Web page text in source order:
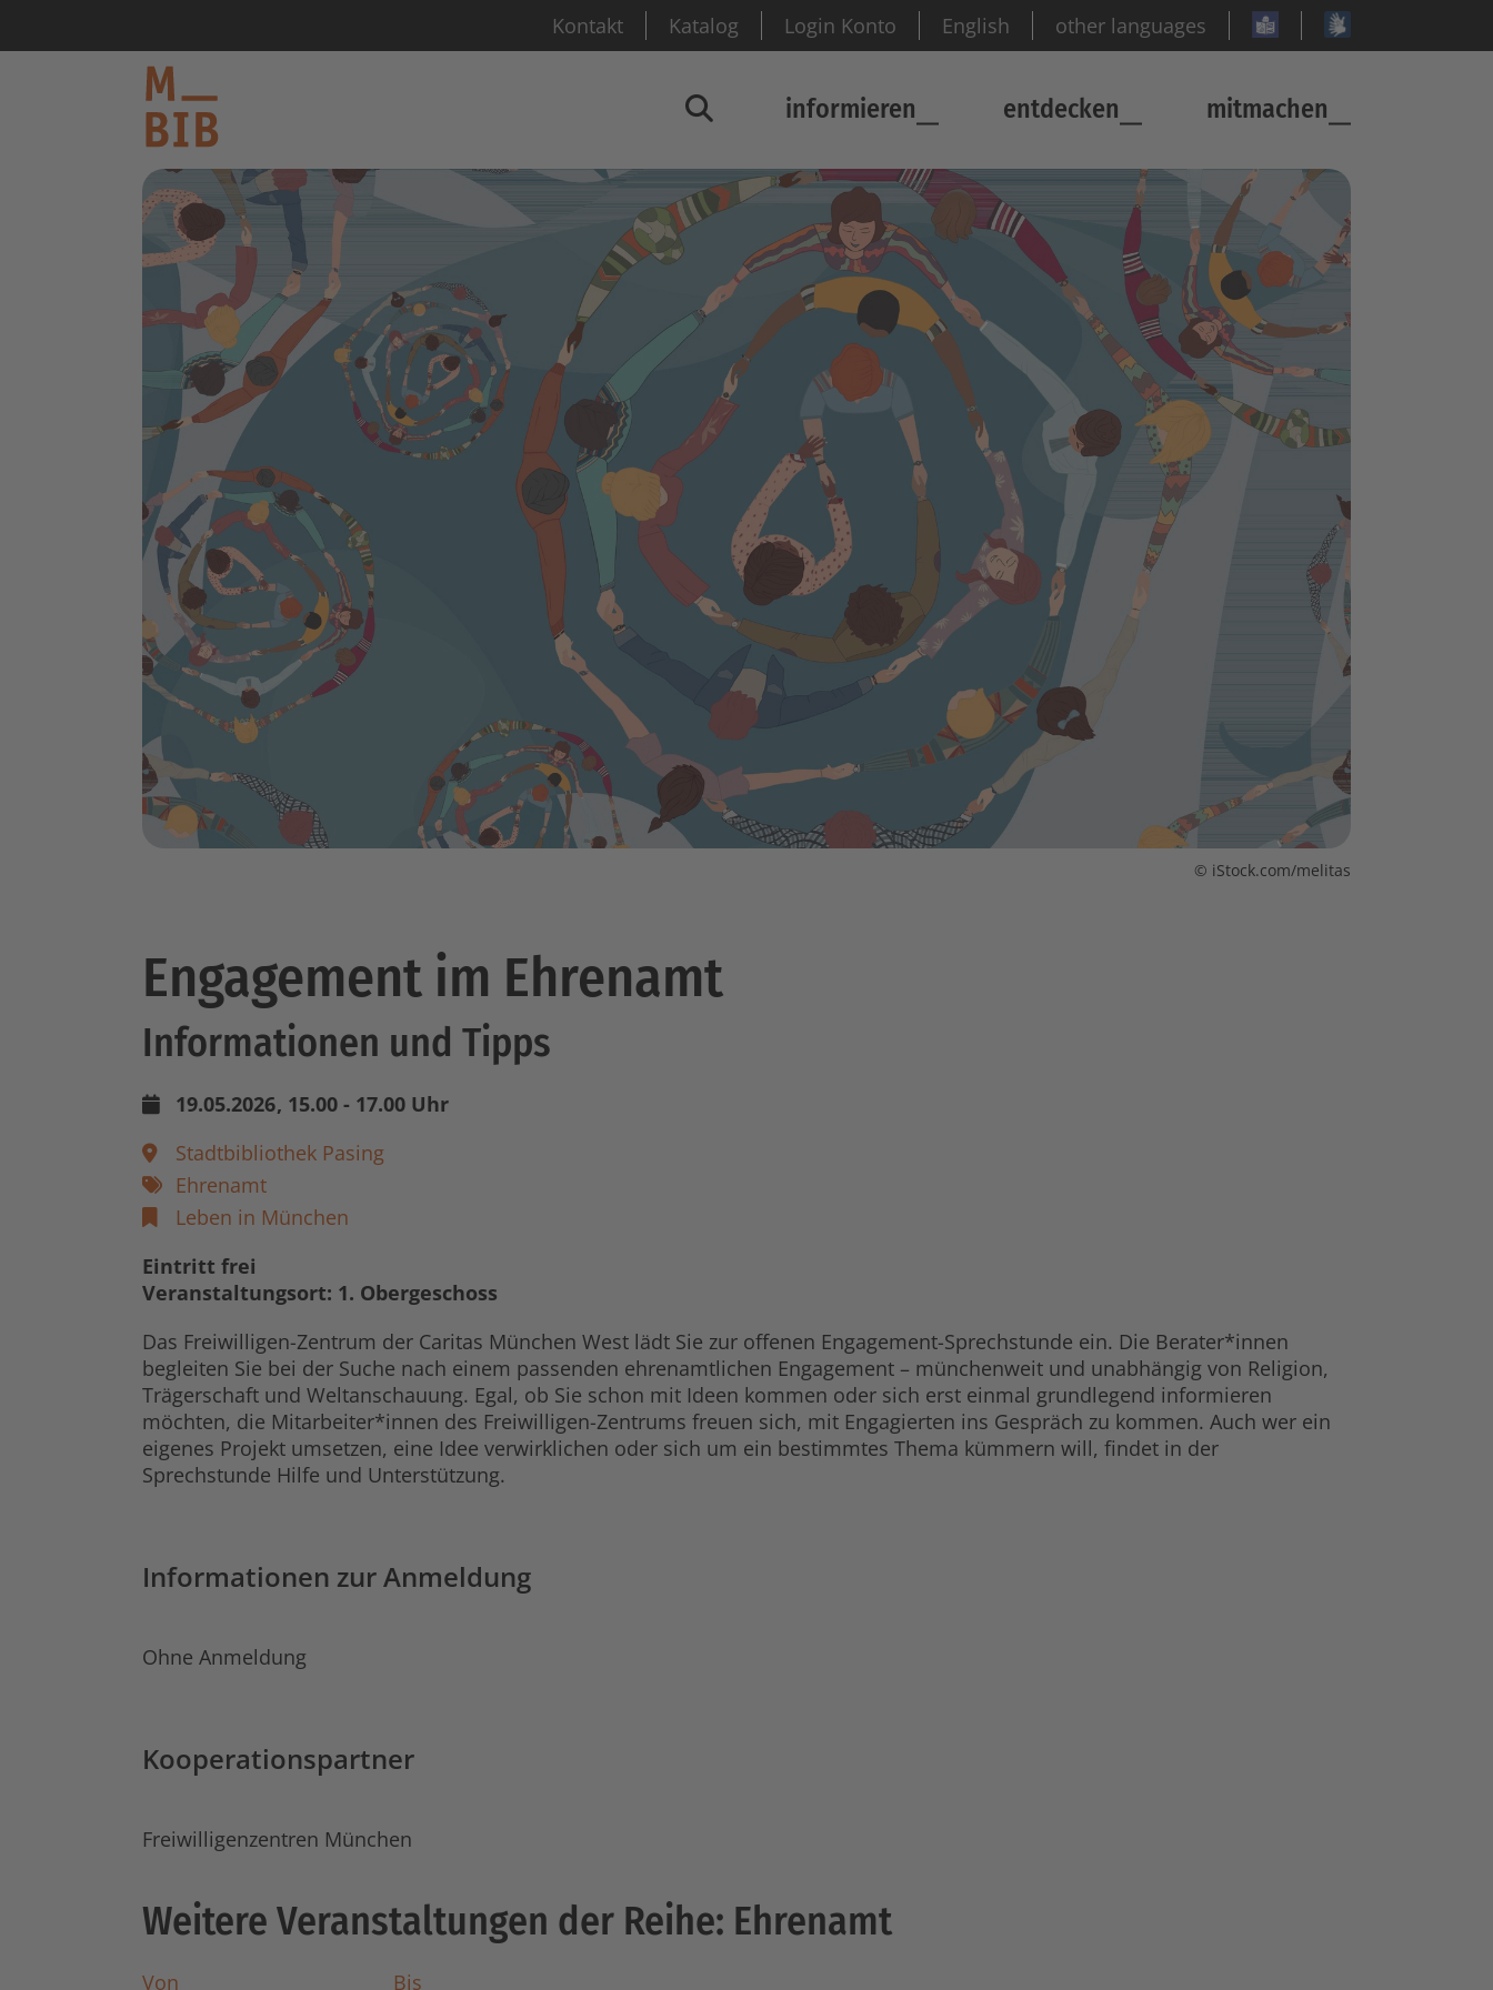
Kontakt Katalog Login Konto English other languages
Suchfensterinformieren entdecken mitmachen
© iStock.com/melitas
Engagement im Ehrenamt
Informationen und Tipps
19.05.2026, 15.00 - 17.00 Uhr
Stadtbibliothek Pasing
Ehrenamt
Leben in München
Eintritt frei
Veranstaltungsort: 1. Obergeschoss
Das Freiwilligen-Zentrum der Caritas München West lädt Sie zur offenen Engagement-Sprechstunde ein. Die Berater*innen
begleiten Sie bei der Suche nach einem passenden ehrenamtlichen Engagement – münchenweit und unabhängig von Religion,
Trägerschaft und Weltanschauung. Egal, ob Sie schon mit Ideen kommen oder sich erst einmal grundlegend informieren
möchten, die Mitarbeiter*innen des Freiwilligen-Zentrums freuen sich, mit Engagierten ins Gespräch zu kommen. Auch wer ein
eigenes Projekt umsetzen, eine Idee verwirklichen oder sich um ein bestimmtes Thema kümmern will, findet in der
Sprechstunde Hilfe und Unterstützung.
Informationen zur Anmeldung
Ohne Anmeldung
Kooperationspartner
Freiwilligenzentren München
Weitere Veranstaltungen der Reihe: Ehrenamt
Von
Bis
informieren
entdecken
mitmachen
other languages